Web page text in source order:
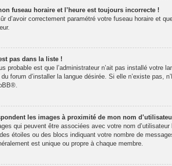
fuseau horaire et l’heure est toujours incorrecte !
d’avoir correctement paramétré votre fuseau horaire et
pas dans la liste !
probable est que l’administrateur n’ait pas installé votre
forum d’installer la langue désirée. Si elle n’existe pas,
®.
les images à proximité de mon nom
qui peuvent être associées avec votre nom
étoiles ou des blocs indiquant votre nombre de
est unique ou propre à chaque membre.